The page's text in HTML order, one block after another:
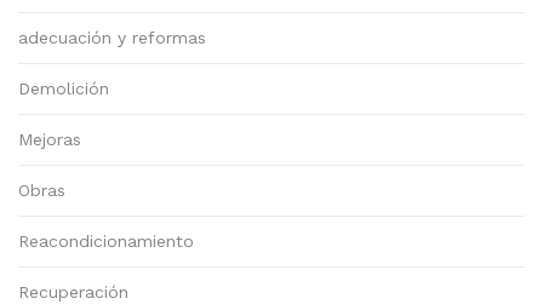
adecuación y reformas
Demolición
Mejoras
Obras
Reacondicionamiento
Recuperación